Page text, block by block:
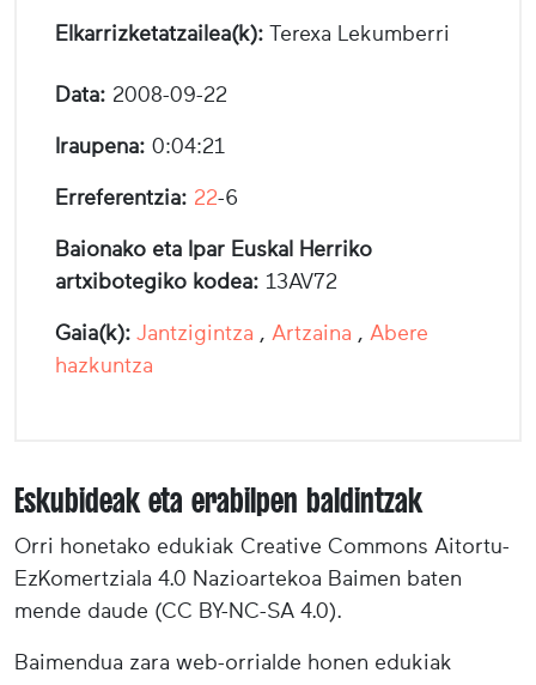
Elkarrizketatzailea(k): Terexa Lekumberri
Data: 2008-09-22
Iraupena: 0:04:21
Erreferentzia: 22-6
Baionako eta Ipar Euskal Herriko
artxibotegiko kodea: 13AV72
Gaia(k): Jantzigintza , Artzaina , Abere
hazkuntza
Eskubideak eta erabilpen baldintzak
Orri honetako edukiak Creative Commons Aitortu-
EzKomertziala 4.0 Nazioartekoa Baimen baten
mende daude (CC BY-NC-SA 4.0).
Baimendua zara web-orrialde honen edukiak